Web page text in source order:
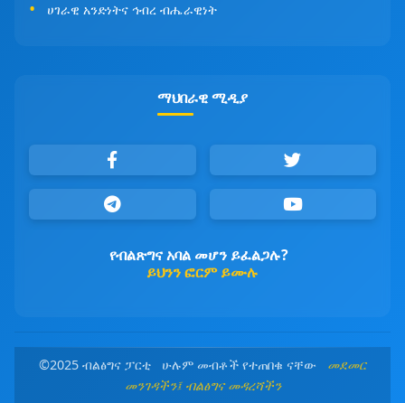
ሀገራዊ አንድነትና ኅብረ ብሔራዊነት
ማህበራዊ ሚዲያ
የብልጽግና አባል መሆን ይፈልጋሉ?
ይህንን ፎርም ይሙሉ
©2025 ብልፅግና ፓርቲ ሁሉም መብቶች የተጠበቁ ናቸው መደመር
መንገዳችን፤ ብልፅግና መዳረሻችን